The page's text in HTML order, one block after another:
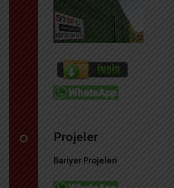
Projeler
Bariyer Projeleri